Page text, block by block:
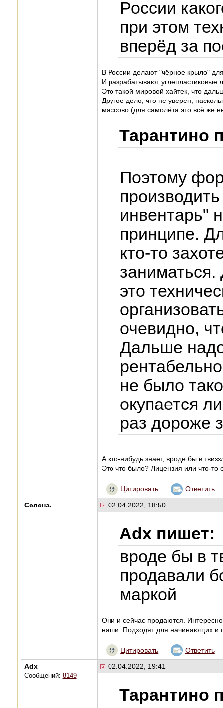
России
при этом
вперёд за
В России делают "чёрное крыло"
И разрабатывают углепластиковые
Это такой мировой хайтек, что
Другое дело, что не уверен,
массово (для самолёта это всё же
Тарантино
Поэтому
инвентарь"
принципе.
кто-то
это
очевидно,
Дальше
не было
окупается
раз дороже
А кто-нибудь знает, вроде бы в
Это что было? Лицензия или что-то
Цитировать Ответить
Селена. 02.04.2022, 18:50
Adx пишет:
вроде бы в
продавали
маркой
Они и сейчас продаются.
наши. Подходят для начинающих и
Цитировать Ответить
Adx
Сообщений: 8149
02.04.2022, 19:41
Тарантино